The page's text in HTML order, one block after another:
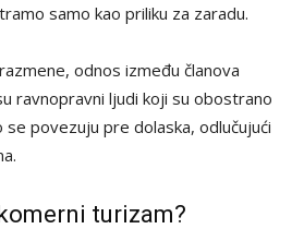
samo kao priliku za zaradu.
odnos između članova
ravnopravni ljudi koji su obostrano
povezuju pre dolaska, odlučujući
turizam?